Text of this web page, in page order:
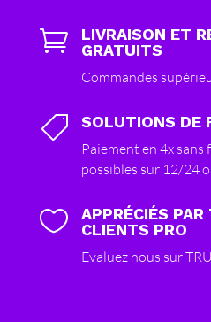

LIVRAISON ET
GRATUITS
Commandes
 SOLUTIONS DE
Paiement en 4x
possibles sur 12/24

APPRÉCIÉS
CLIENTS PRO
Evaluez nous sur